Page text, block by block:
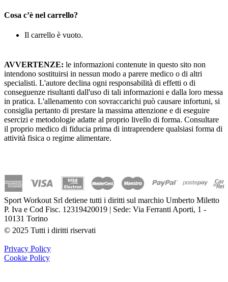
Cosa c’è nel carrello?
Il carrello è vuoto.
AVVERTENZE: le informazioni contenute in questo sito non
intendono sostituirsi in nessun modo a parere medico o di altri
specialisti. L'autore declina ogni responsabilità di effetti o di
conseguenze risultanti dall'uso di tali informazioni e dalla loro messa
in pratica. L'allenamento con sovraccarichi può causare infortuni, si
consiglia pertanto di prestare la massima attenzione e di eseguire
esercizi e metodologie adatte al proprio livello di forma. Consultare
il proprio medico di fiducia prima di intraprendere qualsiasi forma di
attività fisica o regime alimentare.
Sport Workout Srl detiene tutti i diritti sul marchio Umberto Miletto
P. Iva e Cod Fisc. 12319420019 | Sede: Via Ferranti Aporti, 1 -
10131 Torino
© 2025 Tutti i diritti riservati
Privacy Policy
Cookie Policy